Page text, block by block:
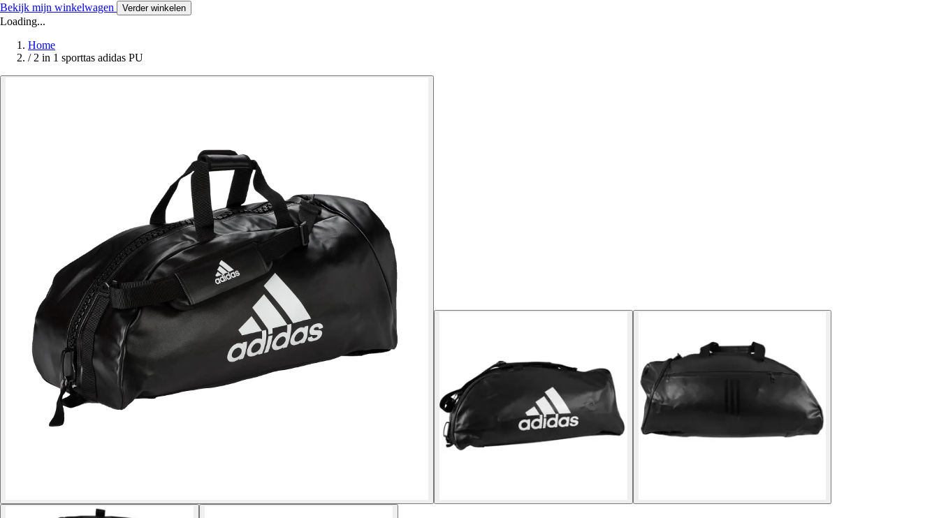
Bekijk mijn winkelwagen Verder winkelen
Loading...
Home
/ 2 in 1 sporttas adidas PU